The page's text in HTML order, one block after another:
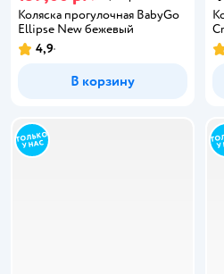
Коляска прогулочная BabyGo
Ellipse New бежевый
4,9
В корзину